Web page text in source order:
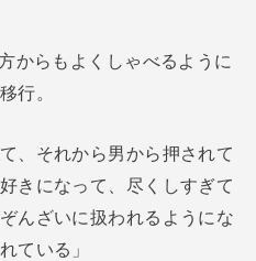
からもよくしゃべるように
行。
、それから男から押されて
きになって、尽くしすぎて
んざいに扱われるようにな
ている」